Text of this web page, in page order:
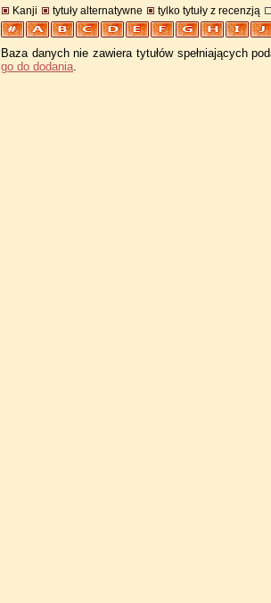
Kanji tytuły alternatywne tylko tytuły z recenzją
Baza danych nie zawiera tytułów spełniających
go do dodania.